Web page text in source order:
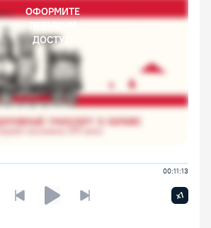
ОФОРМИТЕ
ПРЕМИУМ
ДОСТУП
00:11:13
Предыдущая лекцияСледующая лекция
x1